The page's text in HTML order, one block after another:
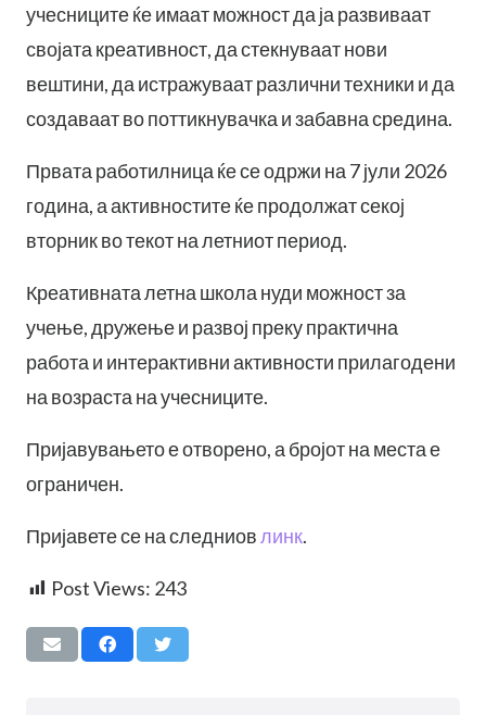
учесниците ќе имаат можност да ја развиваат
својата креативност, да стекнуваат нови
вештини, да истражуваат различни техники и да
создаваат во поттикнувачка и забавна средина.
Првата работилница ќе се одржи на 7 јули 2026
година, а активностите ќе продолжат секој
вторник во текот на летниот период.
Креативната летна школа нуди можност за
учење, дружење и развој преку практична
работа и интерактивни активности прилагодени
на возраста на учесниците.
Пријавувањето е отворено, а бројот на места е
ограничен.
Пријавете се на следниовлинк.
Post Views: 243